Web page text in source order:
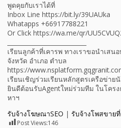
พูดคุยกับเราได้ที่
Inbox Line https://bit.ly/39UAUka
Whatapps +66917788221
Or Click https://wa.me/qr/
เรียนลูกค้าที่เคารพ ทางเราขอนำเส
จังหวัด อำเภอ ตำบล
https://
เรียนเชิญร่วมเรียนหลักสูตรเครือข่าย
ยินดีต้อนรับAgentใหม่ร่วมทีม ในโคร
หาฯ
รับจ้างโฆษณาSEO | รับจ้างโพสขาย
Post Views:146